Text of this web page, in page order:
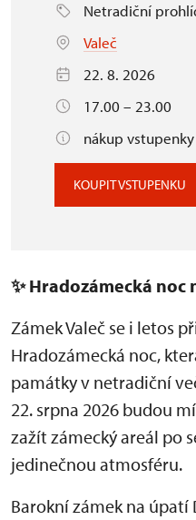
Netradiční
Valeč
22. 8. 2026
17.00 – 23.00
nákup
KOUPIT VSTUPENKU
✨Hradozámecká noc
Zámek Valeč se i letos
Hradozámecká noc,
památky v netradiční
22. srpna 2026 budou
zažít zámecký areál po
jedinečnou atmosféru.
Barokní zámek na